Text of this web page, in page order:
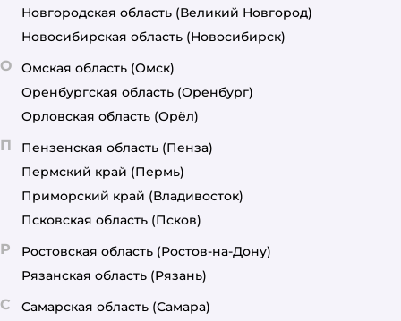
Новгородская область (Великий Новгород)
Новосибирская область (Новосибирск)
О Омская область (Омск)
Оренбургская область (Оренбург)
Орловская область (Орёл)
П Пензенская область (Пенза)
Пермский край (Пермь)
Приморский край (Владивосток)
Псковская область (Псков)
Р Ростовская область (Ростов-на-Дону)
Рязанская область (Рязань)
С Самарская область (Самара)